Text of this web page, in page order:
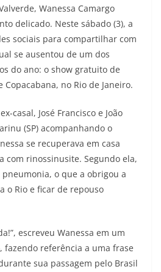
Wanessa Camargo
delicado. Neste sábado (3), a
sociais para compartilhar com
se ausentou de um dos
do ano: o show gratuito de
Copacabana, no Rio de Janeiro.
casal, José Francisco e João
(SP) acompanhando o
se recuperava em casa
com rinossinusite. Segundo ela,
o que a obrigou a
o Rio e ficar de repouso
escreveu Wanessa em um
fazendo referência a uma frase
sua passagem pelo Brasil